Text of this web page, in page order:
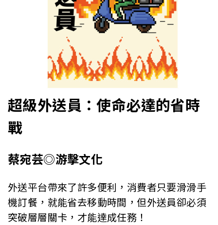
超級外送員：使命必達的省時
戰
蔡宛芸◎游擊文化
外送平台帶來了許多便利，消費者只要滑滑手
機訂餐，就能省去移動時間，但外送員卻必須
突破層層關卡，才能達成任務！